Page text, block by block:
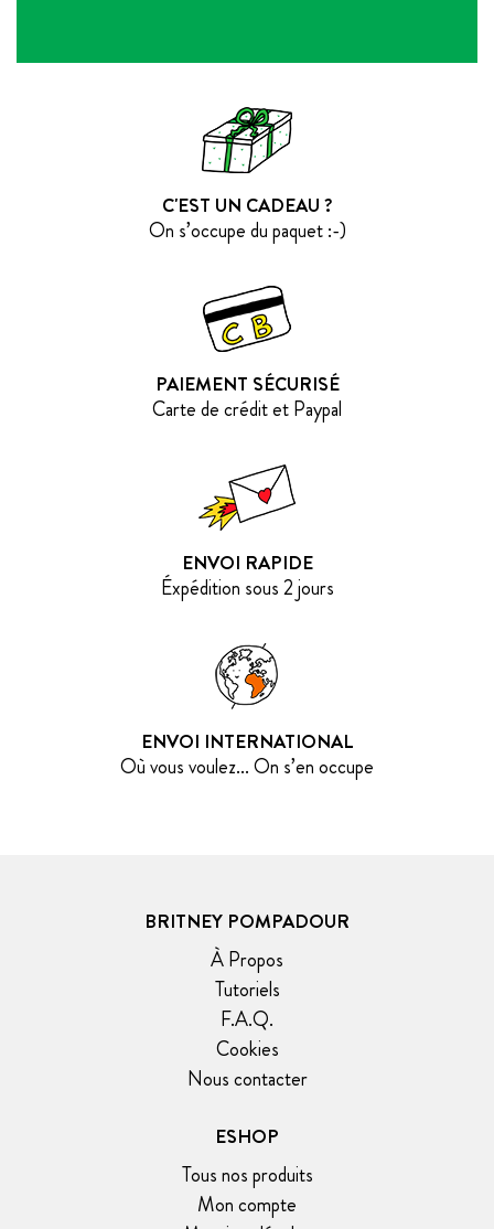
C'EST UN CADEAU ?
On s’occupe du paquet :-)
PAIEMENT SÉCURISÉ
Carte de crédit et Paypal
ENVOI RAPIDE
Éxpédition sous 2 jours
ENVOI INTERNATIONAL
Où vous voulez... On s’en occupe
BRITNEY POMPADOUR
À Propos
Tutoriels
F.A.Q.
Cookies
Nous contacter
ESHOP
Tous nos produits
Mon compte